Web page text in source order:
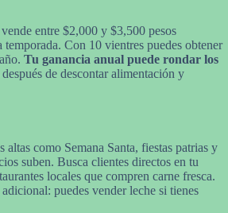
entre $2,000 y $3,500 pesos
Con 10 vientres puedes obtener
Tu ganancia anual puede rondar los
después de descontar alimentación y
altas como Semana Santa, fiestas patrias y
suben. Busca clientes directos en tu
locales que compren carne fresca.
puedes vender leche si tienes